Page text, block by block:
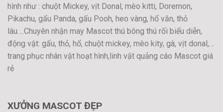
hình như : chuột Mickey, vịt Donal, mèo kitti, Doremon,
Pikachu, gấu Panda, gấu Pooh, heo vàng, hổ vằn, thỏ
láu….Chuyên nhận may Mascot thú bông thú rối biểu diễn,
động vật: gấu, thỏ, hổ, chuột mickey, mèo kity, gà, vịt donal,…
trang phục nhân vật hoạt hình,linh vật quảng cáo Mascot giá
rẻ
XƯỞNG MASCOT ĐẸP